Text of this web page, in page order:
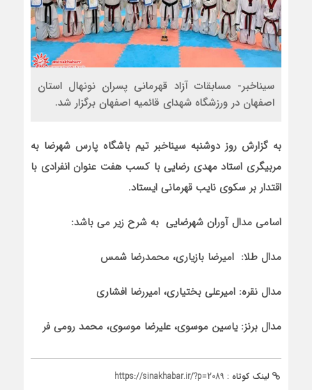
سیناخبر- مسابقات آزاد قهرمانی پسران نونهال استان
اصفهان در ورزشگاه شهدای قائمیه اصفهان برگزار شد.
به گزارش روز دوشنبه سیناخبر تیم باشگاه پارس شهرضا به
مربیگری استاد مهدی رضایی با کسب هفت عنوان انفرادی با
اقتدار بر سکوی نایب قهرمانی ایستاد.
اسامی مدال آوران شهرضایی به شرح زیر می باشد:
مدال طلا: امیرضا بازیاری، محمدرضا شمس
مدال نقره: امیرعلی بختیاری، امیررضا افشاری
مدال برنز: یاسین موسوی، علیرضا موسوی، محمد رومی فر
لینک کوتاه : https://sinakhabar.ir/?p=2089